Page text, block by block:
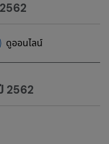
ดูออนไลน์
2562